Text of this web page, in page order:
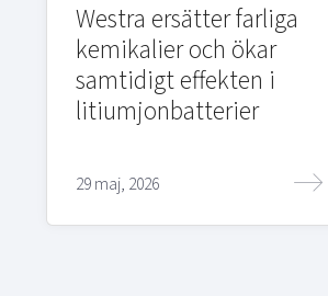
Westra ersätter farliga
kemikalier och ökar
samtidigt effekten i
litiumjonbatterier
29 maj, 2026